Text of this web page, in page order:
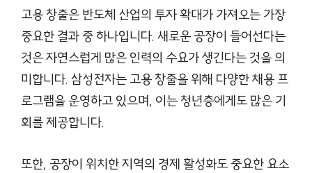
고용 창출은 반도체 산업의 투자 확대가 가져오는 가장
중요한 결과 중 하나입니다. 새로운 공장이 들어선다는
것은 자연스럽게 많은 인력의 수요가 생긴다는 것을 의
미합니다. 삼성전자는 고용 창출을 위해 다양한 채용 프
로그램을 운영하고 있으며, 이는 청년층에게도 많은 기
회를 제공합니다.
또한, 공장이 위치한 지역의 경제 활성화도 중요한 요소